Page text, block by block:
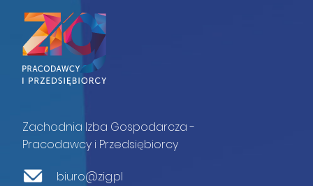
Zachodnia Izba Gospodarcza -
Pracodawcy i Przedsiębiorcy
biuro@zig.pl